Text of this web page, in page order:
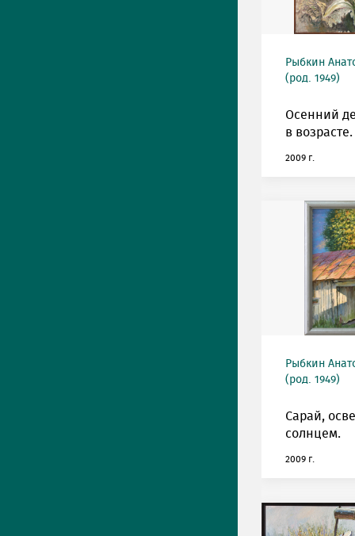
Рыбкин
(род. 1949)
Осенний
в возрасте.
2009 г.
Рыбкин
(род. 1949)
Сарай,
солнцем.
2009 г.